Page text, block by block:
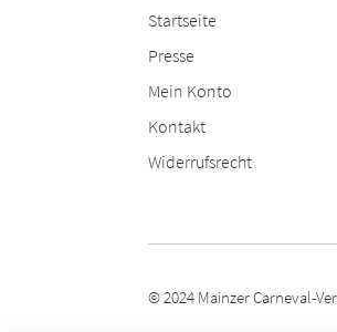
Startseite
Presse
Mein Konto
Kontakt
Widerrufsrecht
© 2024 Mainzer Carneval-